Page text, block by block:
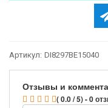
Артикул: DI8297BE15040
Отзывы и
( 0.0 / 5) - 0